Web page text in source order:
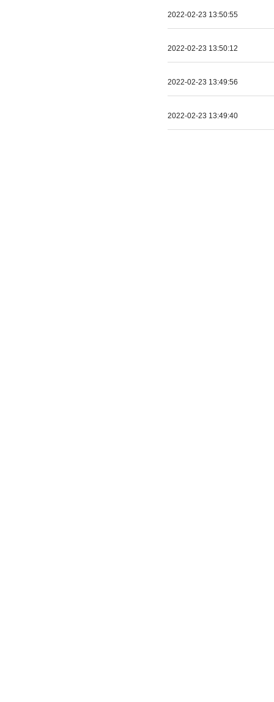
2022-02-23 13:50:55
2022-02-23 13:50:12
2022-02-23 13:49:56
2022-02-23 13:49:40